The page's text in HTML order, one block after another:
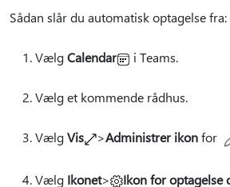
Sådan slår du automatisk optagelse fra:
VælgCalendar i Teams.
Vælg et kommende rådhus.
VælgVis >Administrer ikonfor
Vælg Ikonet> Ikon for optagelse